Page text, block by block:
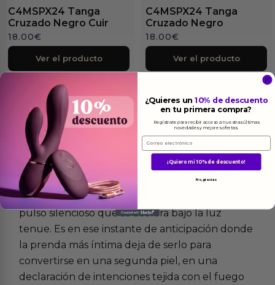
C4MSPX24 Tanga
Cruzado Negro Cuir
18.00€
Ver el producto
C4MSPX24 Tanga
Cruzado Negro
18.00€
Ver el producto
Másinformacion
Hay un latido que precede al encuentro, un
pulso silencioso que se acelera bajo la luz
tenue. Es en ese instante de anticipación donde
la prenda más íntima deja de serlo para
convertirse en una segunda piel, en una
declaración de intenciones tejida con el fuego
¿Quieres un10% de descuento
en tu primera compra?
Regístrate para recibir acceso a nuestras últimas
novedades y mejores ofertas.
Email
¡Quiero mi 10% de descuento!
No, gracias